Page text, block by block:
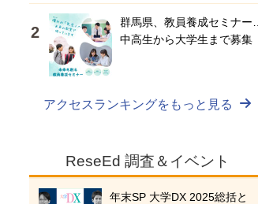
群馬県、教員養成セミナー…
中高生から大学生まで募集
アクセスランキングをもっと見る
ReseEd 調査＆イベント
年末SP 大学DX 2025総括と